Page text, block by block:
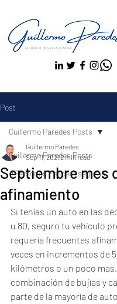
Post
Guillermo Paredes Posts
#Personas FelicesYseguras
Guillermo Paredes Posts
Septiembre mes
afinamiento
Guillermo Paredes
Sep 11, 20212 min read
Si tenías un auto en las
u 80, seguro tu vehículo
requería frecuentes
veces en incrementos de
kilómetros o un poco
combinación de bujías y
parte de la mayoría de